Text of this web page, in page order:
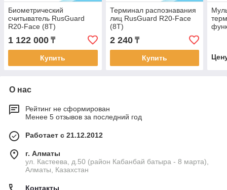
Биометрический
считыватель RusGuard
R20-Face (8T)
Thermometer
1 122 000 ₸
Купить
Терминал распознавания
лиц RusGuard R20-Face
(8Т)
2 240₸
Купить
О нас
Рейтинг не сформирован
Менее 5 отзывов за последний год
Работает с 21.12.2012
г. Алматы
ул. Кастеева, д.50 (район Кабанбай батыра - 8 марта),
Алматы, Казахстан
Контакты